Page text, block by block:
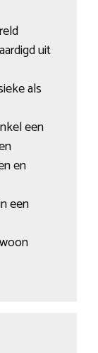
uit
als
een
en
een